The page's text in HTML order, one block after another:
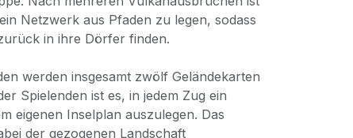
Netzwerk aus Pfaden zu legen, sodass
in ihre Dörfer finden.
werden insgesamt zwölf Geländekarten
Spielenden ist es, in jedem Zug ein
eigenen Inselplan auszulegen. Das
der gezogenen Landschaft